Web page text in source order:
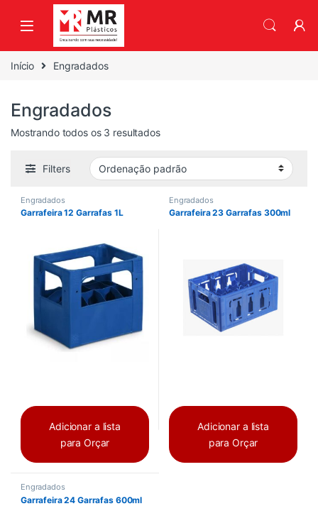
Skip to navigation
Skip to content
Início Engradados
Engradados
Mostrando todos os 3 resultados
Filters
Engradados
Garrafeira 12 Garrafas 1L
Adicionar a lista
para Orçar
Engradados
Garrafeira 23 Garrafas 300ml
Adicionar a lista
para Orçar
Engradados
Garrafeira 24 Garrafas 600ml